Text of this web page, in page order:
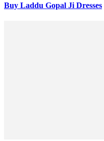
Buy Laddu Gopal Ji Dresses